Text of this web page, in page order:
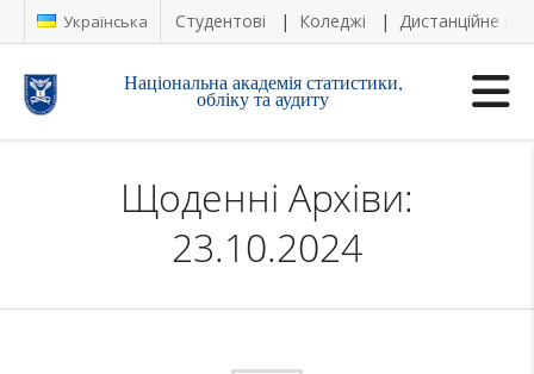
Українська Студентові Коледжі Дистанційне
Національна академія статистики,
обліку та аудиту
Щоденні Архіви:
23.10.2024